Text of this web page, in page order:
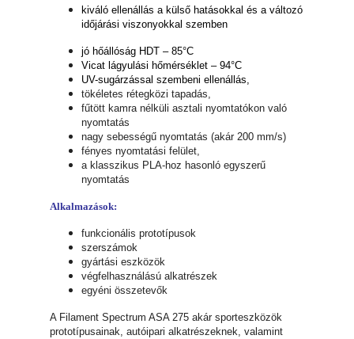
kiváló ellenállás a külső hatásokkal és a változó
időjárási viszonyokkal szemben
jó hőállóság HDT – 85°C
Vicat lágyulási hőmérséklet – 94°C
UV-sugárzással szembeni ellenállás,
tökéletes rétegközi tapadás,
fűtött kamra nélküli asztali nyomtatókon való
nyomtatás
nagy sebességű nyomtatás (akár 200 mm/s)
fényes nyomtatási felület,
a klasszikus PLA-hoz hasonló egyszerű
nyomtatás
Alkalmazások:
funkcionális prototípusok
szerszámok
gyártási eszközök
végfelhasználású alkatrészek
egyéni összetevők
A Filament Spectrum ASA 275 akár sporteszközök
prototípusainak, autóipari alkatrészeknek, valamint